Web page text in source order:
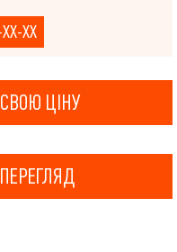
XX
ЦІНУ